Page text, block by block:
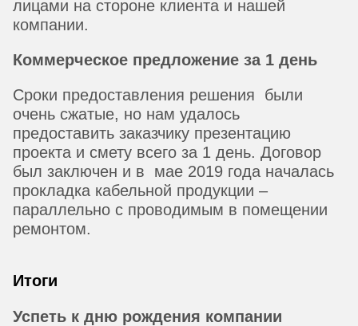
лицами на стороне клиента и нашей
компании.
Коммерческое предложение за 1 день
Сроки предоставления решения были
очень сжатые, но нам удалось
предоставить заказчику презентацию
проекта и смету всего за 1 день. Договор
был заключен и в мае 2019 года началась
прокладка кабельной продукции –
параллельно с проводимым в помещении
ремонтом.
Итоги
Успеть к дню рождения компании